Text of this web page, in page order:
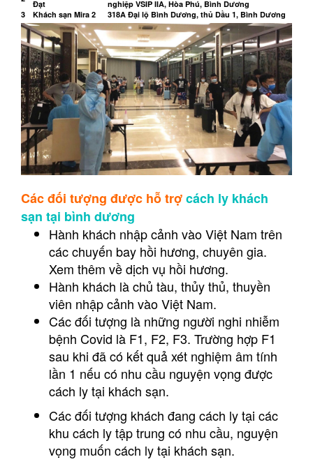
Đạt
nghiệp VSIP IIA, Hòa Phú, Bình Dương
3
Khách sạn Mira 2 318A Đại lộ Bình Dương, thủ Dầu 1, Bình Dương
Các đối tượng được hỗ trợcách ly khách
sạn tại bình dương
Hành khách nhập cảnh vào Việt Nam trên
các chuyến bay hồi hương, chuyên gia.
Xem thêm vềdịch vụ hồi hương.
Hành khách là chủ tàu, thủy thủ, thuyền
viên nhập cảnh vào Việt Nam.
Các đối tượng là những người nghi nhiễm
bệnh Covid là F1, F2, F3. Trường hợp F1
sau khi đã có kết quả xét nghiệm âm tính
lần 1 nếu có nhu cầu nguyện vọng được
cách ly tại khách sạn.
Các đối tượng khách đang cách ly tại các
khu cách ly tập trung có nhu cầu, nguyện
vọng muốn cách ly tại khách sạn.